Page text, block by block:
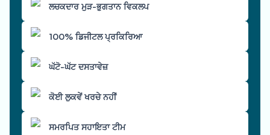
ਲਚਕਦਾਰ ਮੁੜ-ਭੁਗਤਾਨ ਵਿਕਲਪ
100% ਡਿਜੀਟਲ ਪ੍ਰਕਿਰਿਆ
ਘੱਟੋ-ਘੱਟ ਦਸਤਾਵੇਜ਼
ਕੋਈ ਲੁਕਵੇਂ ਖਰਚੇ ਨਹੀਂ
ਸਮਰਪਿਤ ਸਹਾਇਤਾ ਟੀਮ